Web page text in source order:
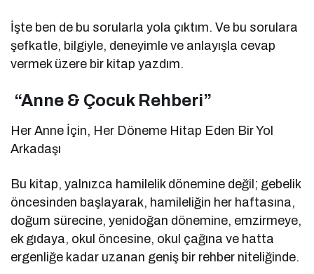
İşte ben de bu sorularla yola çıktım. Ve bu sorulara
şefkatle, bilgiyle, deneyimle ve anlayışla cevap
vermek üzere bir kitap yazdım.
“Anne & Çocuk Rehberi”
Her Anne İçin, Her Döneme Hitap Eden Bir Yol
Arkadaşı
Bu kitap, yalnızca hamilelik dönemine değil; gebelik
öncesinden başlayarak, hamileliğin her haftasına,
doğum sürecine, yenidoğan dönemine, emzirmeye,
ek gıdaya, okul öncesine, okul çağına ve hatta
ergenliğe kadar uzanan geniş bir rehber niteliğinde.